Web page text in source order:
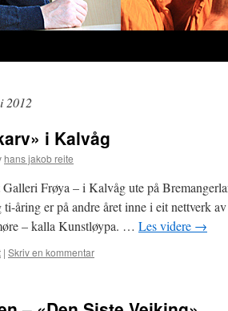
2012
i Kalvåg
hans jakob reite
Frøya – i Kalvåg ute på
åring er på andre året inne i eit nettverk
– kalla Kunstløypa. … Les videre →
| Skriv en kommentar